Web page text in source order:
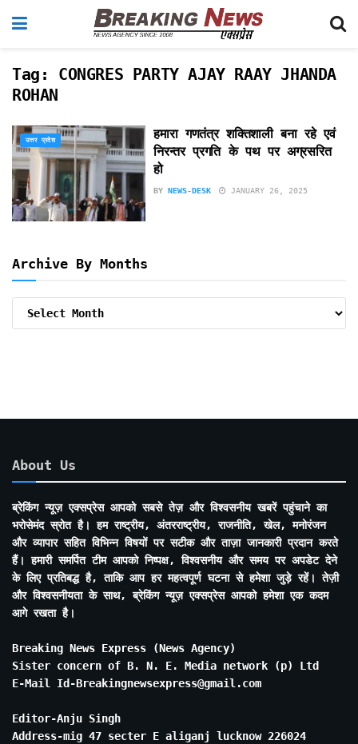
Tag: CONGRES PARTY AJAY RAAY JHANDA
ROHAN
उत्तर प्रदेश
हमारा गणतंत्र शक्तिशाली बना रहे एवं
निरन्तर प्रगति के पथ पर अग्रसरित
हो
BY NEWS-DESK JANUARY 26, 2025
Archive By Months
About Us
ब्रेकिंग न्यूज़ एक्सप्रेस आपको सबसे तेज़ और विश्वसनीय खबरें पहुंचाने का
भरोसेमंद स्रोत है। हम राष्ट्रीय, अंतरराष्ट्रीय, राजनीति, खेल, मनोरंजन
और व्यापार सहित विभिन्न विषयों पर सटीक और ताज़ा जानकारी प्रदान करते
हैं। हमारी समर्पित टीम आपको निष्पक्ष, विश्वसनीय और समय पर अपडेट देने
के लिए प्रतिबद्ध है, ताकि आप हर महत्वपूर्ण घटना से हमेशा जुड़े रहें। तेज़ी
और विश्वसनीयता के साथ, ब्रेकिंग न्यूज़ एक्सप्रेस आपको हमेशा एक कदम
आगे रखता है।
Breaking News Express (News Agency)
Sister concern of B. N. E. Media network (p) Ltd
E-Mail Id-Breakingnewsexpress@gmail.com
Editor-Anju Singh
Address-mig 47 secter E aliganj lucknow 226024